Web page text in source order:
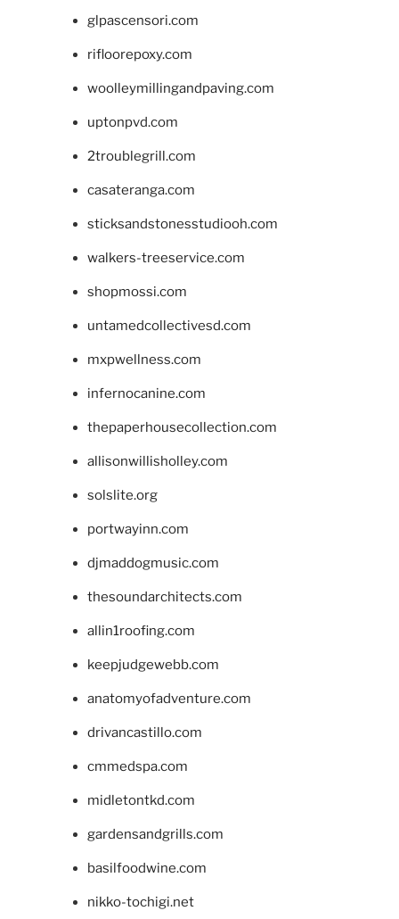
glpascensori.com
rifloorepoxy.com
woolleymillingandpaving.com
uptonpvd.com
2troublegrill.com
casateranga.com
sticksandstonesstudiooh.com
walkers-treeservice.com
shopmossi.com
untamedcollectivesd.com
mxpwellness.com
infernocanine.com
thepaperhousecollection.com
allisonwillisholley.com
solslite.org
portwayinn.com
djmaddogmusic.com
thesoundarchitects.com
allin1roofing.com
keepjudgewebb.com
anatomyofadventure.com
drivancastillo.com
cmmedspa.com
midletontkd.com
gardensandgrills.com
basilfoodwine.com
nikko-tochigi.net